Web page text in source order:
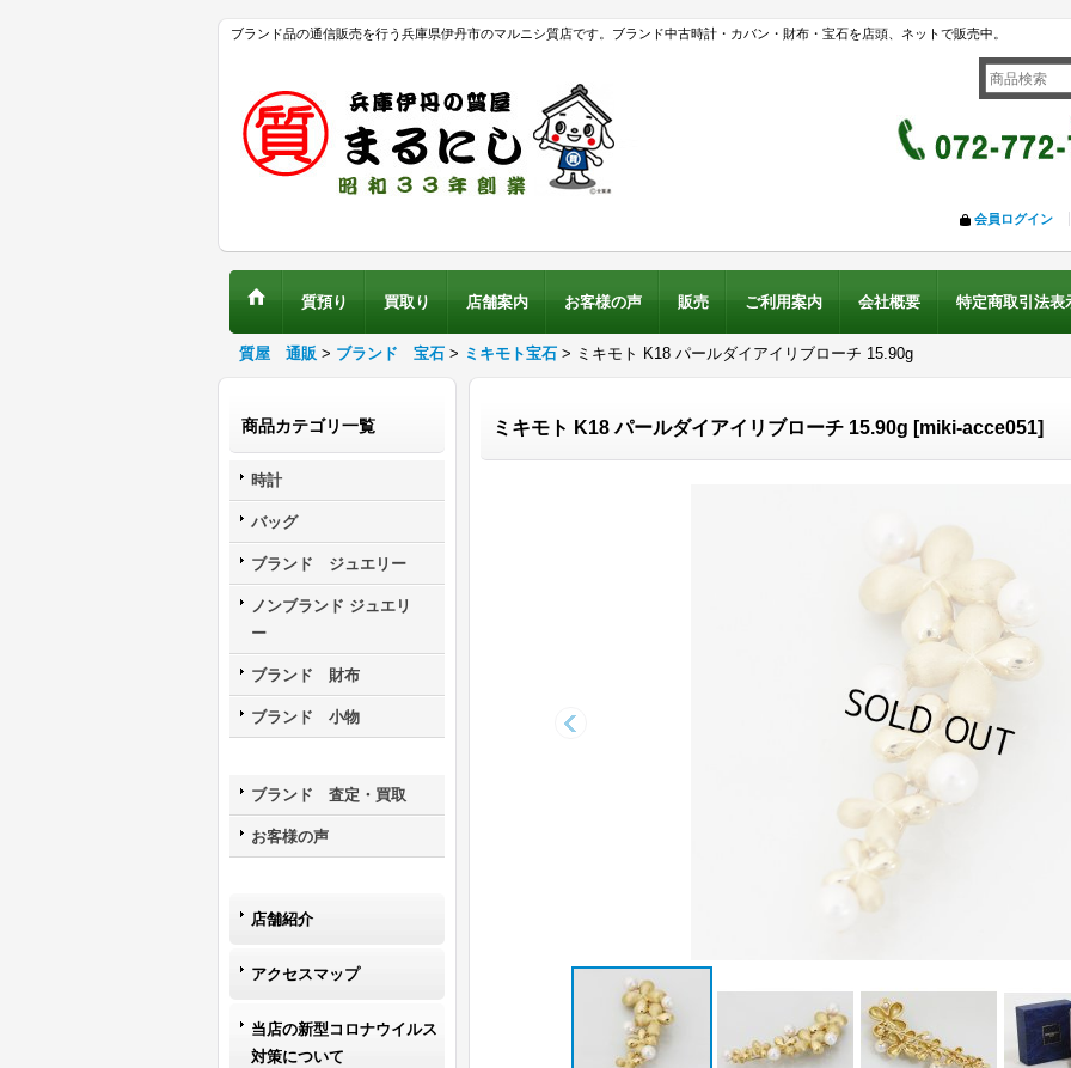
ブランド品の通信販売を行う兵庫県伊丹市のマルニシ質店です。ブランド中古時計・カバン・財布・宝石を店頭、ネットで販売中。
会員ログイン
質預り 買取り 店舗案内 お客様の声 販売 ご利用案内 会社概要 特定商取引法表
質屋 通販 > ブランド 宝石 > ミキモト宝石 > ミキモト K18 パールダイアイリブローチ 15.90g
商品カテゴリ一覧
時計
バッグ
ブランド ジュエリー
ノンブランド ジュエリ
ー
ブランド 財布
ブランド 小物
ブランド 査定・買取
お客様の声
店舗紹介
アクセスマップ
当店の新型コロナウイルス
対策について
ミキモト K18 パールダイアイリブローチ 15.90g [miki-acce051]